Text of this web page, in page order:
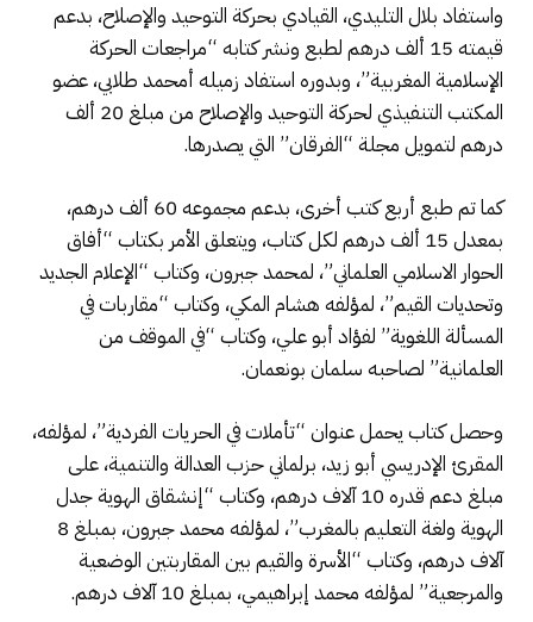
واستفاد بلال التليدي، القيادي بحركة التوحيد والإصلاح، بدعم
قيمته 15 ألف درهم لطبع ونشر كتابه “مراجعات الحركة
الإسلامية المغربية”، وبدوره استفاد زميله أمحمد طلابي، عضو
المكتب التنفيذي لحركة التوحيد والإصلاح من مبلغ 20 ألف
درهم لتمويل مجلة “الفرقان” التي يصدرها.
كما تم طبع أربع كتب أخرى، بدعم مجموعه 60 ألف درهم،
بمعدل 15 ألف درهم لكل كتاب، ويتعلق الأمر بكتاب “أفاق
الحوار الاسلامي العلماني”، لمحمد جبرون، وكتاب “الإعلام الجديد
وتحديات القيم”، لمؤلفه هشام المكي، وكتاب “مقاربات في
المسألة اللغوية” لفؤاد أبو علي، وكتاب “في الموقف من
العلمانية” لصاحبه سلمان بونعمان.
وحصل كتاب يحمل عنوان “تأملات في الحريات الفردية”، لمؤلفه،
المقرئ الإدريسي أبو زيد، برلماني حزب العدالة والتنمية، على
مبلغ دعم قدره 10 آلاف درهم، وكتاب “إنشقاق الهوية جدل
الهوية ولغة التعليم بالمغرب”، لمؤلفه محمد جبرون، بمبلغ 8
آلاف درهم، وكتاب “الأسرة والقيم بين المقاربتين الوضعية
والمرجعية” لمؤلفه محمد إبراهيمي، بمبلغ 10 آلاف درهم.